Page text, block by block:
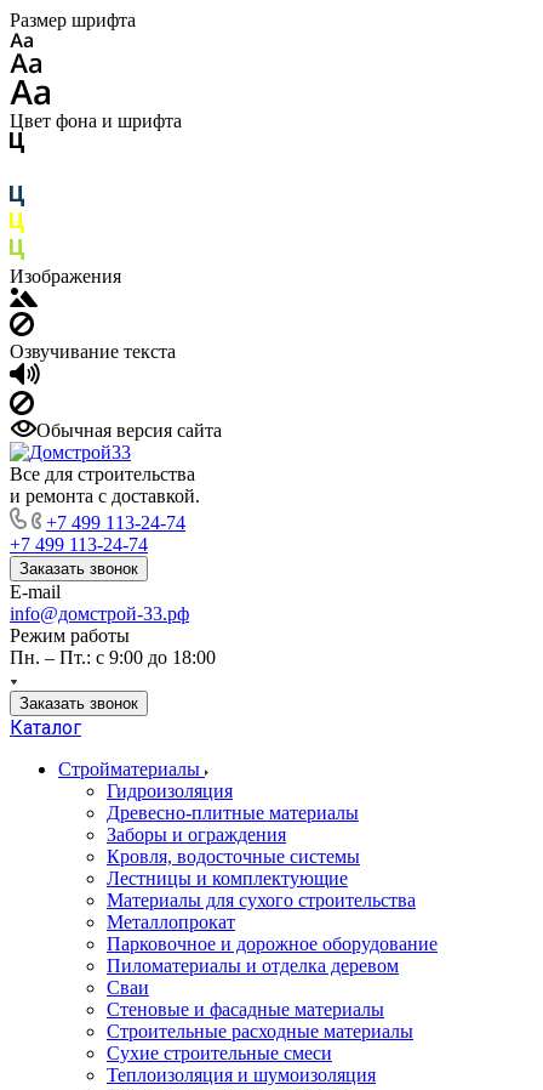
Размер шрифта
Цвет фона и шрифта
Изображения
Озвучивание текста
Обычная версия сайта
Все для строительства
и ремонта с доставкой.
+7 499 113-24-74
+7 499 113-24-74
Заказать звонок
E-mail
info@домстрой-33.рф
Режим работы
Пн. – Пт.: с 9:00 до 18:00
Заказать звонок
Каталог
Стройматериалы
Гидроизоляция
Древесно-плитные материалы
Заборы и ограждения
Кровля, водосточные системы
Лестницы и комплектующие
Материалы для сухого строительства
Металлопрокат
Парковочное и дорожное оборудование
Пиломатериалы и отделка деревом
Сваи
Стеновые и фасадные материалы
Строительные расходные материалы
Сухие строительные смеси
Теплоизоляция и шумоизоляция